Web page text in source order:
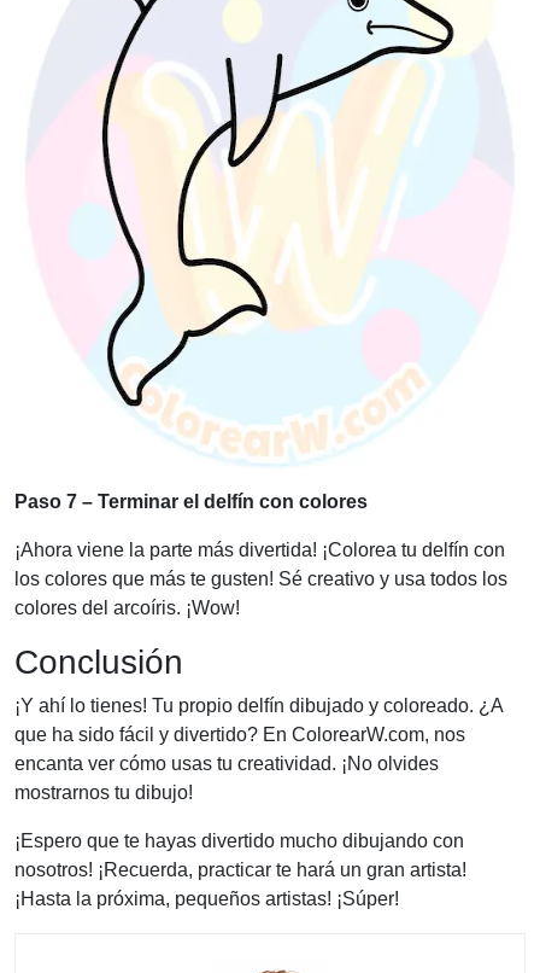
Paso 7 – Terminar el delfín con colores
¡Ahora viene la parte más divertida! ¡Colorea tu delfín con
los colores que más te gusten! Sé creativo y usa todos los
colores del arcoíris. ¡Wow!
Conclusión
¡Y ahí lo tienes! Tu propio delfín dibujado y coloreado. ¿A
que ha sido fácil y divertido? En ColorearW.com, nos
encanta ver cómo usas tu creatividad. ¡No olvides
mostrarnos tu dibujo!
¡Espero que te hayas divertido mucho dibujando con
nosotros! ¡Recuerda, practicar te hará un gran artista!
¡Hasta la próxima, pequeños artistas! ¡Súper!